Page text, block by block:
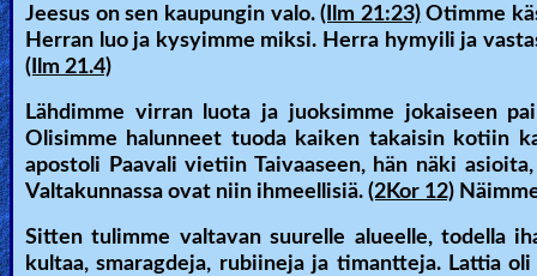
Heaven
Hell
Prayer
Jeesus on sen kaupungin valo.(Ilm 21:23)Otimme
Herran luo ja kysyimme miksi. Herra hymyili ja
(Ilm 21.4)
Lähdimme virran luota ja juoksimme jokaiseen
Olisimme halunneet tuoda kaiken takaisin kotiin
apostoli Paavali vietiin Taivaaseen, hän näki
Valtakunnassa ovat niin ihmeellisiä. (2Kor 12)
Sitten tulimme valtavan suurelle alueelle, todella
kultaa, smaragdeja, rubiineja ja timantteja. Lattia